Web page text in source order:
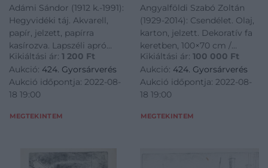
Adámi Sándor (1912 k.-1991):
Hegyvidéki táj. Akvarell,
papír, jelzett, papírra
kasírozva. Lapszéli apró
sérüléssel. 18,5×28 cm<a
href="https://www.darabanth.com/hu/gyorsarveres/424/
es-grafikak/Festmenyek-es-
grafikak~500001/Adam
Kikiáltási ár: 1 200 Ft
Aukció: 424. Gyorsárverés
Aukció időpontja: 2022-08-
18 19:00
MEGTEKINTEM
Zoltán (1929-2014): Still
life. Oil on board,
signed. Framed, 100×70
cm
Angyalföldi Szabó Zoltán
(1929-2014): Csendélet. Olaj,
karton, jelzett. Dekoratív fa
keretben, 100×70 cm /
Angyalföldi Szabó Zoltán
(1929-2014): Still life. Oil on
board, signed. Framed,
100×70 cm<a
Kikiáltási ár: 100 000 Ft
Aukció: 424. Gyorsárverés
Aukció időpontja: 2022-08-
18 19:00
MEGTEKINTEM